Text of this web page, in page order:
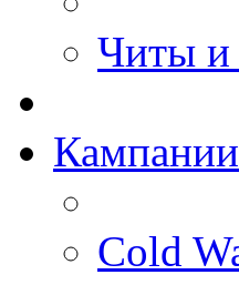
Читы и
Кампании
Cold